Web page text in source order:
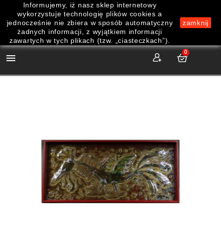

0
Informujemy, iż nasz sklep internetowy
wykorzystuje technologię plików cookies a
jednocześnie nie zbiera w sposób automatyczny
żadnych informacji, z wyjątkiem informacji
zawartych w tych plikach (tzw. „ciasteczkach”).
zamknij